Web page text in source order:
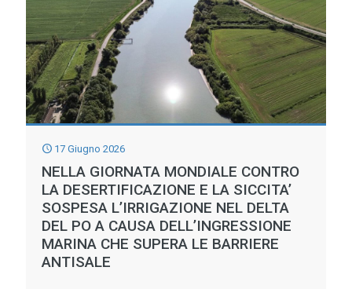
IL
PO
GIA’
IN
AFFANNO
GRANDE
SICCITA’
17 Giugno 2026
NELLA GIORNATA MONDIALE CONTRO
LA DESERTIFICAZIONE E LA SICCITA’
SOSPESA L’IRRIGAZIONE NEL DELTA
DEL PO A CAUSA DELL’INGRESSIONE
MARINA CHE SUPERA LE BARRIERE
ANTISALE